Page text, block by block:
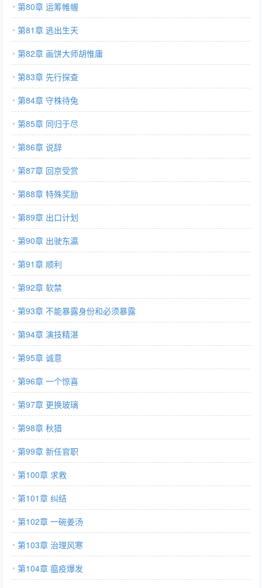
第80章 运筹帷幄
第81章 逃出生天
第82章 画饼大师胡惟庸
第83章 先行探查
第84章 守株待兔
第85章 同归于尽
第86章 说辞
第87章 回京受赏
第88章 特殊奖励
第89章 出口计划
第90章 出驶东瀛
第91章 顺利
第92章 软禁
第93章 不能暴露身份和必须暴露
第94章 演技精湛
第95章 诚意
第96章 一个惊喜
第97章 更换玻璃
第98章 秋猎
第99章 新任官职
第100章 求救
第101章 纠结
第102章 一碗姜汤
第103章 治理风寒
第104章 瘟疫爆发